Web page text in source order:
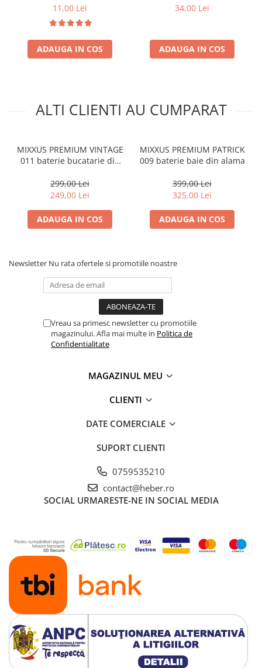
11,00 Lei
ADAUGA IN COS
34,00 Lei
ADAUGA IN COS
ALTI CLIENTI AU CUMPARAT
MIXXUS PREMIUM VINTAGE
011 baterie bucatarie din
299,00 Lei
249,00 Lei
ADAUGA IN COS
MIXXUS PREMIUM PATRICK
009 baterie baie din alama
399,00 Lei
325,00 Lei
ADAUGA IN COS
Newsletter Nu rata ofertele si promotiile noastre
Vreau sa primesc newsletter cu promotiile
magazinului. Afla mai multe in Politica de
Confidentialitate
MAGAZINUL MEU
CLIENTI
DATE COMERCIALE
SUPORT CLIENTI
0759535210
contact@heber.ro
SOCIAL URMARESTE-NE IN SOCIAL MEDIA